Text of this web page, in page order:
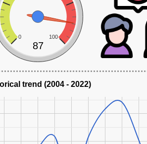
0 100
87
trend (2004 - 2022)